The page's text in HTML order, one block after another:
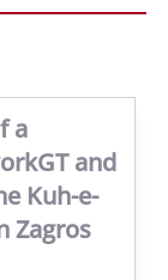
a
and
Kuh-e-
Zagros